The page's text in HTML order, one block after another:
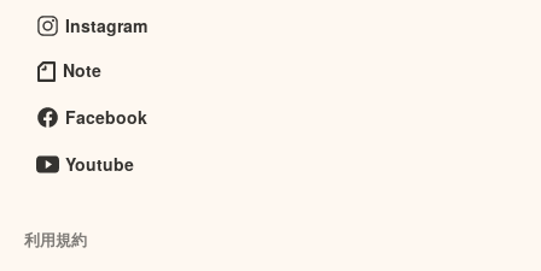
Instagram
Note
Facebook
Youtube
利用規約